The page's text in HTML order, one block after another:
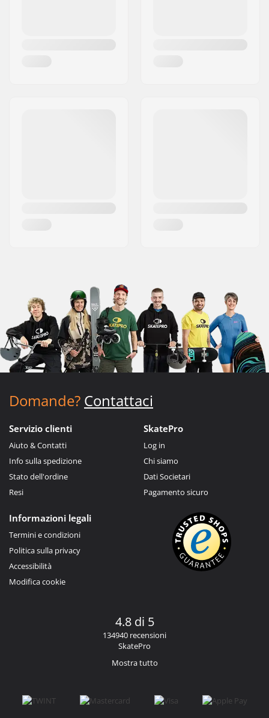
Domande? Contattaci
Servizio clienti
Aiuto & Contatti
Info sulla spedizione
Stato dell'ordine
Resi
SkatePro
Log in
Chi siamo
Dati Societari
Pagamento sicuro
Informazioni legali
Termini e condizioni
Politica sulla privacy
Accessibilità
Modifica cookie
4.8 di 5
134940 recensioni
SkatePro
Mostra tutto